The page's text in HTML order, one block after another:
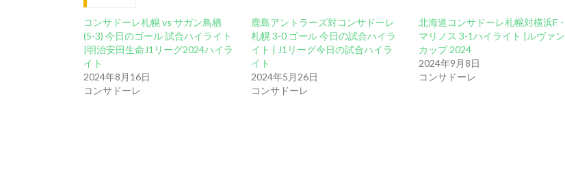
コンサドーレ札幌 vs サガン鳥栖
(5-3) 今日のゴール 試合ハイライト
|明治安田生命J1リーグ2024ハイラ
イト
2024年8月16日
コンサドーレ
鹿島アントラーズ対コンサドーレ
札幌 3-0 ゴール 今日の試合ハイラ
イト | J1リーグ今日の試合ハイラ
イト
2024年5月26日
コンサドーレ
北海道コンサドーレ札幌対横浜F・
マリノス 3-1ハイライト |ルヴァン
カップ 2024
2024年9月8日
コンサドーレ